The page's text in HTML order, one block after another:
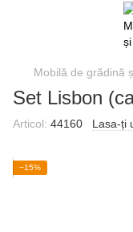
Mobilă de grădină
Set Lisbon
Articol: 44160 Lasa-ți
−15%